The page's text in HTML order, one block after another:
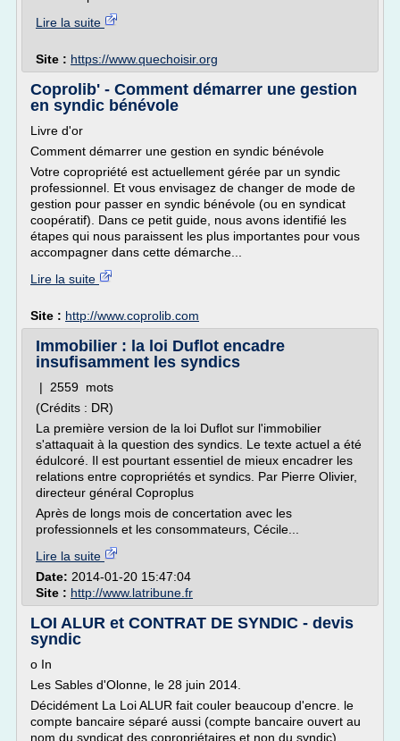
Lire la suite
Site : https://www.quechoisir.org
Coprolib' - Comment démarrer une gestion
en syndic bénévole
Livre d'or
Comment démarrer une gestion en syndic bénévole
Votre copropriété est actuellement gérée par un syndic
professionnel. Et vous envisagez de changer de mode de
gestion pour passer en syndic bénévole (ou en syndicat
coopératif). Dans ce petit guide, nous avons identifié les
étapes qui nous paraissent les plus importantes pour vous
accompagner dans cette démarche...
Lire la suite
Site : http://www.coprolib.com
Immobilier : la loi Duflot encadre
insufisamment les syndics
| 2559 mots
(Crédits : DR)
La première version de la loi Duflot sur l'immobilier
s'attaquait à la question des syndics. Le texte actuel a été
édulcoré. Il est pourtant essentiel de mieux encadrer les
relations entre copropriétés et syndics. Par Pierre Olivier,
directeur général Coproplus
Après de longs mois de concertation avec les
professionnels et les consommateurs, Cécile...
Lire la suite
Date: 2014-01-20 15:47:04
Site : http://www.latribune.fr
LOI ALUR et CONTRAT DE SYNDIC - devis
syndic
o In
Les Sables d'Olonne, le 28 juin 2014.
Décidément La Loi ALUR fait couler beaucoup d'encre. le
compte bancaire séparé aussi (compte bancaire ouvert au
nom du syndicat des copropriétaires et non du syndic).